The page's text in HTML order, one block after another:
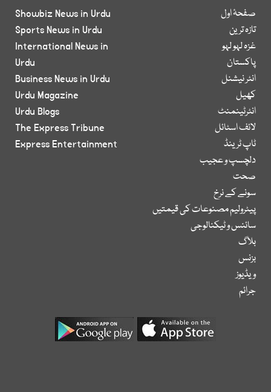
صفحۂ اول
تازہ ترین
غزہ لہو لہو
پاکستان
انٹر نیشنل
کھیل
انٹرٹینمنٹ
لائف اسٹائل
ٹاپ ٹرینڈ
دلچسپ و عجیب
صحت
سونے کے نرخ
پیٹرولیم مصنوعات کی قیمتیں
سائنس و ٹیکنالوجی
بلاگ
بزنس
ویڈیوز
جرائم
Showbiz News in Urdu
Sports News in Urdu
International News in
Urdu
Business News in Urdu
Urdu Magazine
Urdu Blogs
The Express Tribune
Express Entertainment